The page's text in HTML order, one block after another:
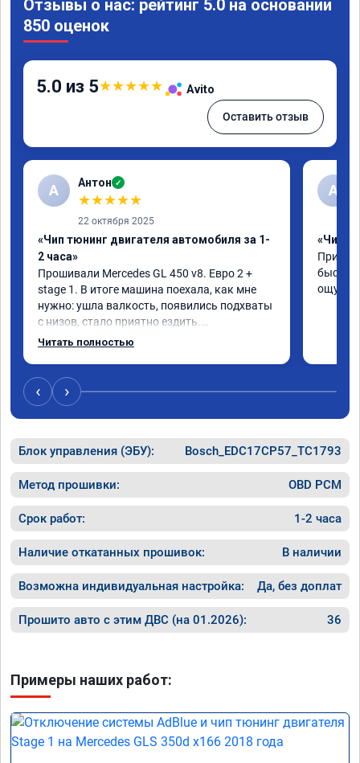
Отзывы о нас: рейтинг 5.0 на основании
850 оценок
5.0 из 5★★★★★ Avito
Оставить отзыв
А Антон ✓
★★★★★
22 октября 2025
«Чип тюнинг двигателя автомобиля за 1-
2 часа»
Прошивали Mercedes GL 450 v8. Евро 2 +
stage 1. В итоге машина поехала, как мне
нужно: ушла валкость, появились подхваты
с низов, стало приятно ездить.
Одни из лучших трат, в авто! 🔥
Читать полностью
A
«Чип
‹ ›
Блок управления (ЭБУ): Bosch_EDC17CP57_TC1793
Метод прошивки: OBD PCM
Срок работ: 1-2 часа
Наличие откатанных прошивок: В наличии
Возможна индивидуальная настройка: Да, без доплат
Прошито авто с этим ДВС (на 01.2026): 36
Примеры наших работ: